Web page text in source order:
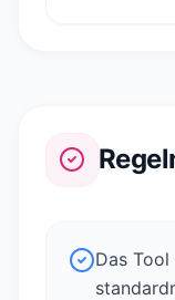
Das